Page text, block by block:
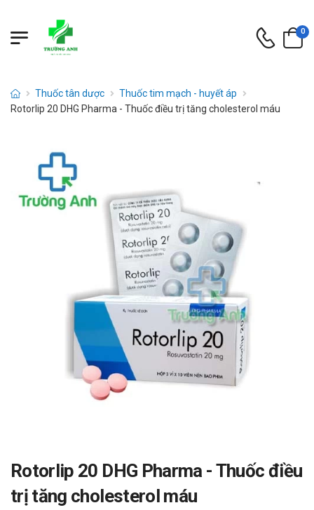
0
Thuốc tân dược
Thuốc tim mạch - huyết áp
Rotorlip 20 DHG Pharma - Thuốc điều trị tăng cholesterol máu
Rotorlip 20 DHG Pharma - Thuốc điều
trị tăng cholesterol máu